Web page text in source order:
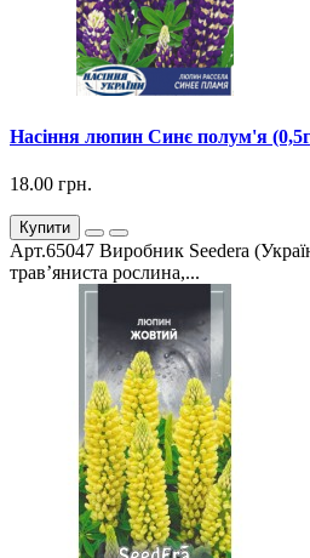
Насіння люпин Синє полум'я
18.00 грн.
Купити
Арт.65047 Виробник Seedera
трав’яниста рослина,...